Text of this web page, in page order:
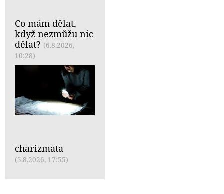
Co mám dělat,
když nezmůžu nic
dělat? (6.8.2026,
10:28)
charizmata
(5.8.2026, 17:55)